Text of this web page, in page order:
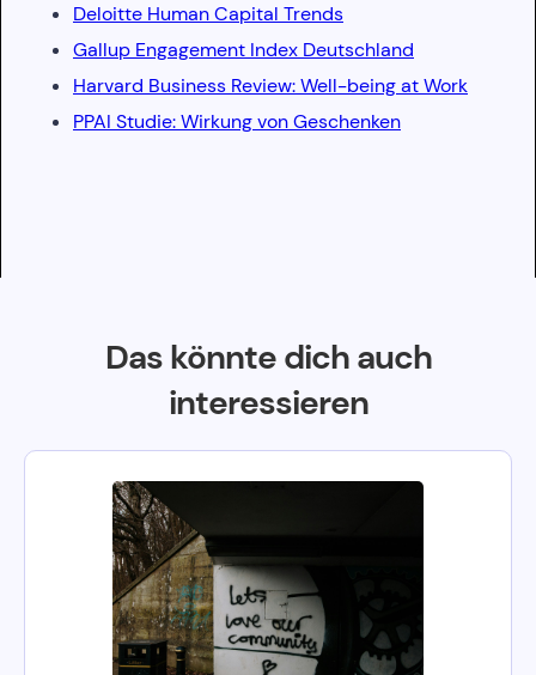
Deloitte Human Capital Trends
Gallup Engagement Index Deutschland
Harvard Business Review: Well-being at Work
PPAI Studie: Wirkung von Geschenken
Das könnte dich auch
interessieren